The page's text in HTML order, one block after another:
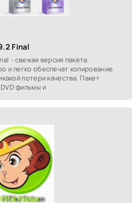
Final
- свежая версия пакета
и легко обеспечат копирование
потери качества. Пакет
фильмы и